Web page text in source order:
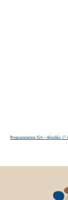
Programmation S24 – détaillée 17